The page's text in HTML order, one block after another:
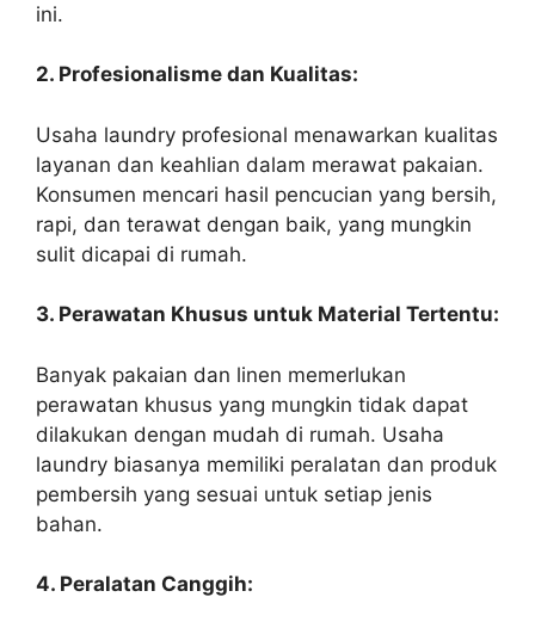
ini.
2. Profesionalisme dan Kualitas:
Usaha laundry profesional menawarkan kualitas
layanan dan keahlian dalam merawat pakaian.
Konsumen mencari hasil pencucian yang bersih,
rapi, dan terawat dengan baik, yang mungkin
sulit dicapai di rumah.
3. Perawatan Khusus untuk Material Tertentu:
Banyak pakaian dan linen memerlukan
perawatan khusus yang mungkin tidak dapat
dilakukan dengan mudah di rumah. Usaha
laundry biasanya memiliki peralatan dan produk
pembersih yang sesuai untuk setiap jenis
bahan.
4. Peralatan Canggih: